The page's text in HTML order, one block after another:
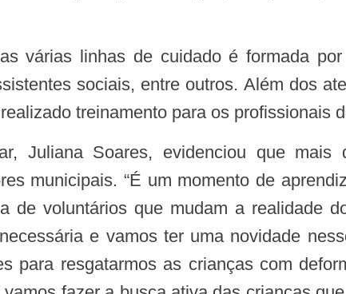
sociais, entre outros. Além dos
treinamento para os profissionais
municipais. “É um momento de
de voluntários que mudam a realidade
e vamos ter uma novidade
para resgatarmos as crianças com